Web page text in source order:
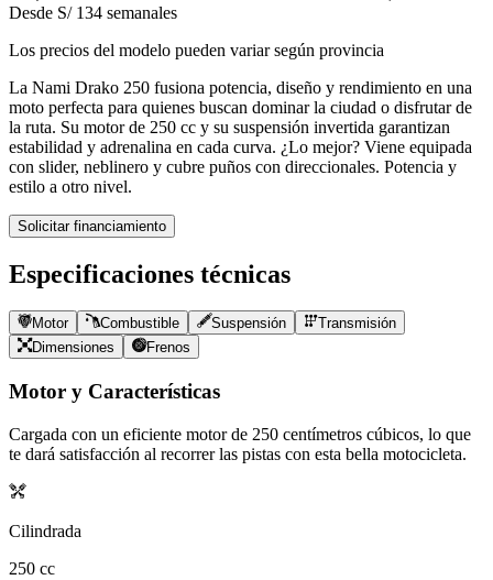
Desde S/ 134 semanales
Los precios del modelo pueden variar según provincia
La Nami Drako 250 fusiona potencia, diseño y rendimiento en una
moto perfecta para quienes buscan dominar la ciudad o disfrutar de
la ruta. Su motor de 250 cc y su suspensión invertida garantizan
estabilidad y adrenalina en cada curva. ¿Lo mejor? Viene equipada
con slider, neblinero y cubre puños con direccionales. Potencia y
estilo a otro nivel.
Solicitar financiamiento
Especificaciones técnicas
Motor Combustible Suspensión
Transmisión
Dimensiones
Frenos
Motor y Características
Cargada con un eficiente motor de 250 centímetros cúbicos, lo que
te dará satisfacción al recorrer las pistas con esta bella motocicleta.
Cilindrada
250 cc